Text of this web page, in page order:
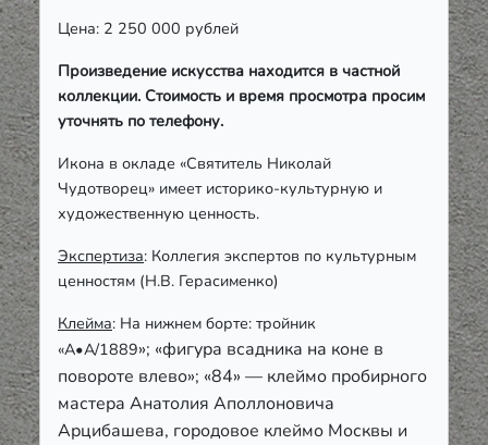
Цена: 2 250 000 рублей
Произведение искусства находится в частной
коллекции. Стоимость и время просмотра просим
уточнять по телефону.
Икона в окладе «Святитель Николай
Чудотворец» имеет историко-культурную и
художественную ценность.
Экспертиза: Коллегия экспертов по культурным
ценностям (Н.В. Герасименко)
Клейма: На нижнем борте: тройник
«А•А/1889»; «фигура всадника на коне в
повороте влево»; «84» — клеймо пробирного
мастера Анатолия Аполлоновича
Арцибашева, городовое клеймо Москвы и